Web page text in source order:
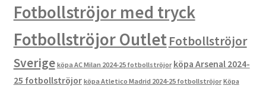
Fotbollströjor med tryck
Fotbollströjor OutletFotbollströjor
Sverige köpa AC Milan 2024-25 fotbollströjor köpa Arsenal 2024-
25 fotbollströjor köpa Atletico Madrid 2024-25 fotbollströjor Köpa